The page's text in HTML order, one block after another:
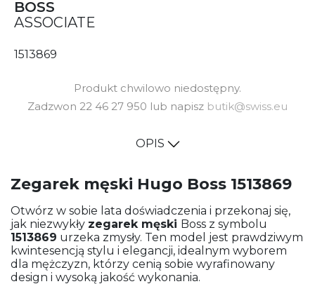
BOSS
ASSOCIATE
1513869
Produkt chwilowo niedostępny.
Zadzwon 22 46 27 950 lub napisz butik@swiss.eu
OPIS
Zegarek męski Hugo Boss 1513869
Otwórz w sobie lata doświadczenia i przekonaj się,
jak niezwykły zegarek męski Boss z symbolu
1513869 urzeka zmysły. Ten model jest prawdziwym
kwintesencją stylu i elegancji, idealnym wyborem
dla mężczyzn, którzy cenią sobie wyrafinowany
design i wysoką jakość wykonania.